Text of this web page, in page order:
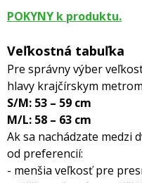
POKYNY k produktu.
Veľkostná tabuľka
Pre správny výber
hlavy krajčírskym
S/M: 53 – 59 cm
M/L: 58 – 63 cm
Ak sa nachádzate medzi
od preferencií:
- menšia veľkosť pre